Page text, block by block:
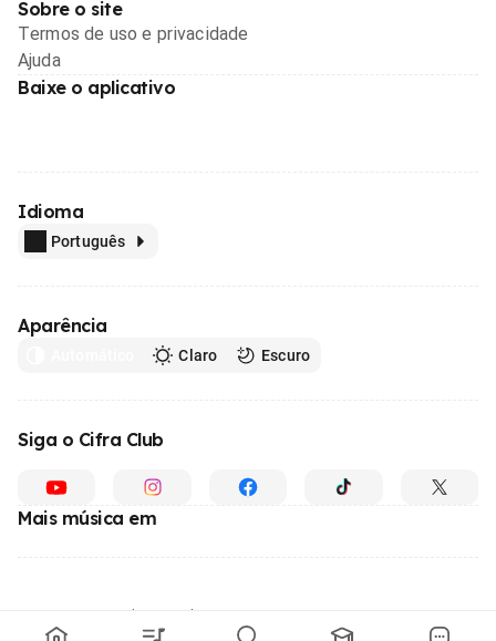
Sobre o site
Termos de uso e privacidade
Ajuda
Baixe o aplicativo
Idioma
Português
Aparência
Claro Escuro
Siga o Cifra Club
Mais música em
© 1996 - 2026, o maior site de ensino de música do Brasil